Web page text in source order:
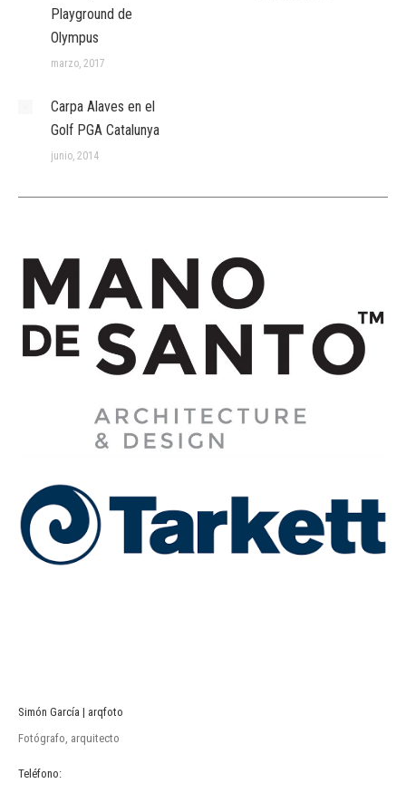
Playground de
Olympus
marzo, 2017
Carpa Alaves en el
Golf PGA Catalunya
junio, 2014
Simón García | arqfoto
Fotógrafo, arquitecto
Teléfono: